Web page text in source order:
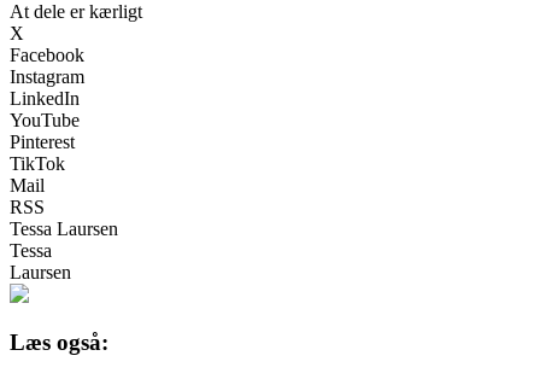
At dele er kærligt
X
Facebook
Instagram
LinkedIn
YouTube
Pinterest
TikTok
Mail
RSS
Tessa Laursen
Tessa
Laursen
Læs også: